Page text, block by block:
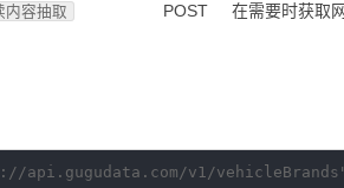
内容抽取 POST 在需要时获取
api.gugudata.com/v1/